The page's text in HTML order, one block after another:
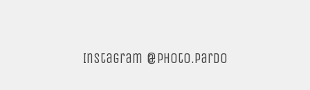
Instagram @photo.pardo